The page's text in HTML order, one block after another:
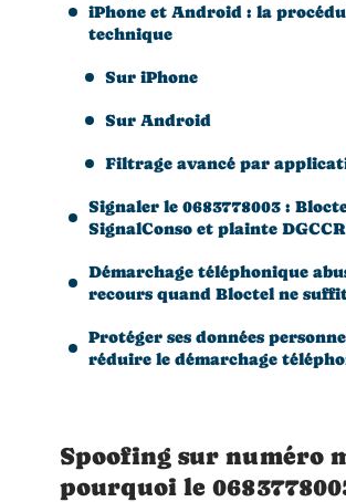
iPhone et Android : la
technique
Sur iPhone
Sur Android
Filtrage avancé par
Signaler le 0683778003 :
SignalConso et plainte
Démarchage téléphonique
recours quand Bloctel ne
Protéger ses données
réduire le démarchage
Spoofing sur numéro
pourquoi le